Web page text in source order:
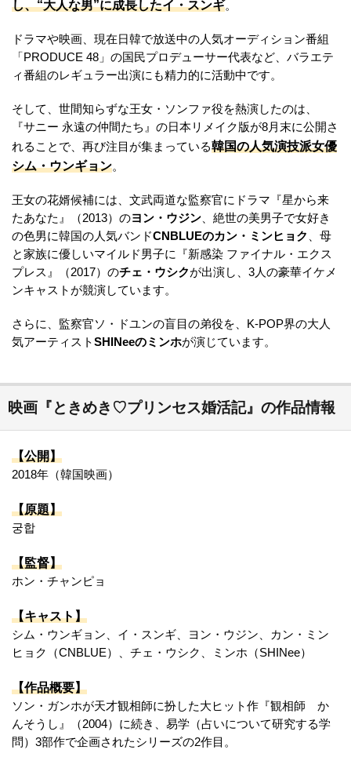
し、“大人な男”に成長したイ・スンギ。
ドラマや映画、現在日韓で放送中の人気オーディション番組
「PRODUCE 48」の国民プロデューサー代表など、バラエテ
ィ番組のレギュラー出演にも精力的に活動中です。
そして、世間知らずな王女・ソンファ役を熱演したのは、
『サニー 永遠の仲間たち』の日本リメイク版が8月末に公開さ
れることで、再び注目が集まっている韓国の人気演技派女優
シム・ウンギョン。
王女の花婿候補には、文武両道な監察官にドラマ『星から来
たあなた』（2013）のヨン・ウジン 、絶世の美男子で女好き
の色男に韓国の人気バンドCNBLUEのカン・ミンヒョク
、母
と家族に優しいマイルド男子に『新感染 ファイナル・エクス
プレス』（2017）のチェ・ウシクが出演し、3人の豪華イケメ
ンキャストが競演しています。
さらに、監察官ソ・ドユンの盲目の弟役を、K-POP界の大人
気アーティストSHINeeのミンホが演じています。
映画『ときめき♡プリンセス婚活記』の作品情報
【公開】
2018年（韓国映画）
【原題】
궁합
【監督】
ホン・チャンピョ
【キャスト】
シム・ウンギョン、イ・スンギ、ヨン・ウジン、カン・ミン
ヒョク（CNBLUE）、チェ・ウシク、ミンホ（SHINee）
【作品概要】
ソン・ガンホが天才観相師に扮した大ヒット作『観相師 か
んそうし』（2004）に続き、易学（占いについて研究する学
問）3部作で企画されたシリーズの2作目。